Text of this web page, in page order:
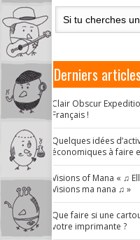
Derniers articles
Clair Obscur
Français !
Quelques idées
économiques à faire
Visions of Mana « ♫
Visions ma nana ♫ »
Que faire si une
votre imprimante ?